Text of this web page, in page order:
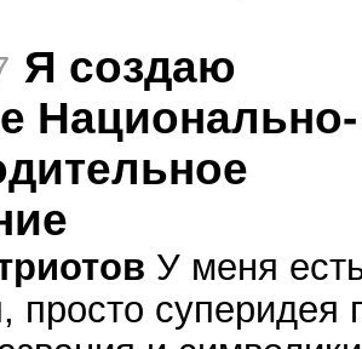
Я создаю
Национально-
У меня
просто суперидея